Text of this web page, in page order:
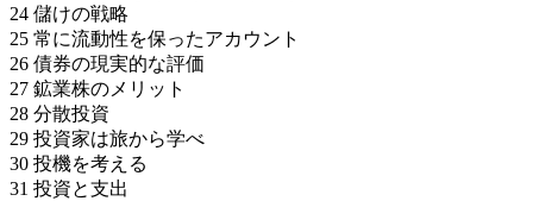
24 儲けの戦略
25 常に流動性を保ったアカウント
26 債券の現実的な評価
27 鉱業株のメリット
28 分散投資
29 投資家は旅から学べ
30 投機を考える
31 投資と支出